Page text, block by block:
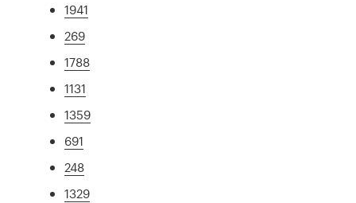
1941
269
1788
1131
1359
691
248
1329